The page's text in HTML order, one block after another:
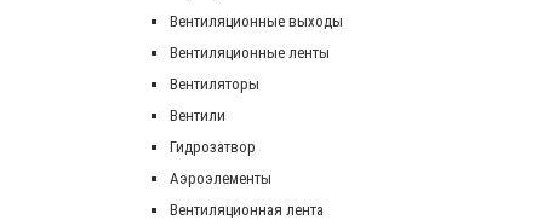
Вентиляционные выходы
Вентиляционные ленты
Вентиляторы
Вентили
Гидрозатвор
Аэроэлементы
Вентиляционная лента